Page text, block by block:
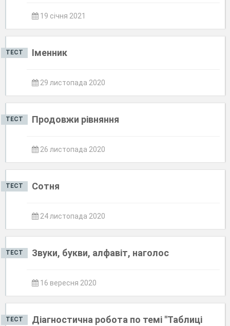
19 січня 2021
ТЕСТ Іменник
29 листопада 2020
ТЕСТ Продовжи рівняння
26 листопада 2020
ТЕСТ Сотня
24 листопада 2020
ТЕСТ Звуки, букви, алфавіт, наголос
16 вересня 2020
ТЕСТ
Діагностична робота по темі "Таблиці